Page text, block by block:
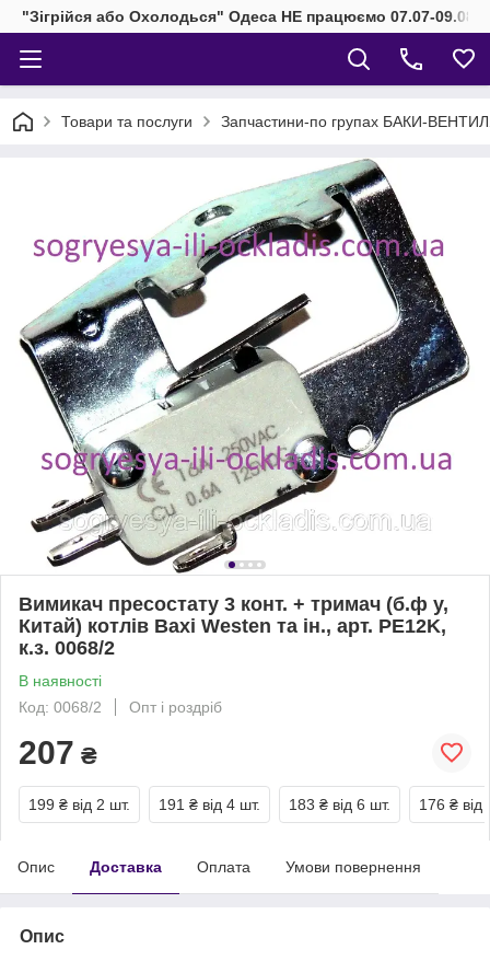
"Зігрійся або Охолодься" Одеса НЕ працюємо 07.07-
Товари та послуги Запчастини-по групах БАКИ-
Вимикач пресостату 3 конт. + тримач (б.ф у,
Китай) котлів Baxi Westen та ін., арт. PE12K,
к.з. 0068/2
В наявності
Код: 0068/2
Опт і роздріб
207 ₴
199 ₴ від 2 шт. 191 ₴ від 4 шт. 183 ₴ від 6 шт. 176 ₴ від
Опис Доставка Оплата Умови повернення
Опис